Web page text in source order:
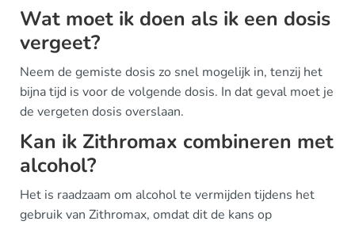
Wat moet ik doen als ik een dosis
vergeet?
Neem de gemiste dosis zo snel mogelijk in, tenzij het
bijna tijd is voor de volgende dosis. In dat geval moet je
de vergeten dosis overslaan.
Kan ik Zithromax combineren met
alcohol?
Het is raadzaam om alcohol te vermijden tijdens het
gebruik van Zithromax, omdat dit de kans op